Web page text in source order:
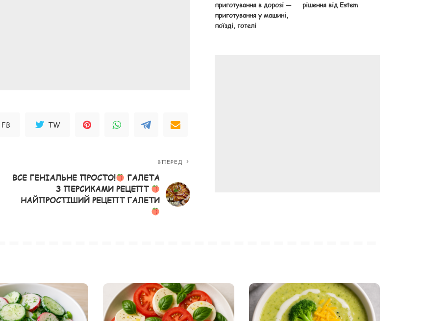
FB TW
ВПЕРЕД
ВСЕ ГЕНІАЛЬНЕ ПРОСТО!
ГАЛЕТА
З ПЕРСИКАМИ РЕЦЕПТ
НАЙПРОСТІШИЙ РЕЦЕПТ ГАЛЕТИ
приготування в дорозі —
приготування у машині,
поїзді, готелі
рішення від Estem